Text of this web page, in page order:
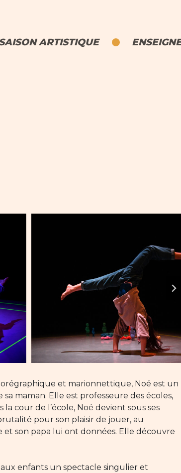
ARTISTIQUE
et marionnettique, Noé est un
maman. Elle est professeure des écoles,
cour de l’école, Noé devient sous ses
pour son plaisir de jouer, au
et son papa lui ont données. Elle découvre
enfants un spectacle singulier et